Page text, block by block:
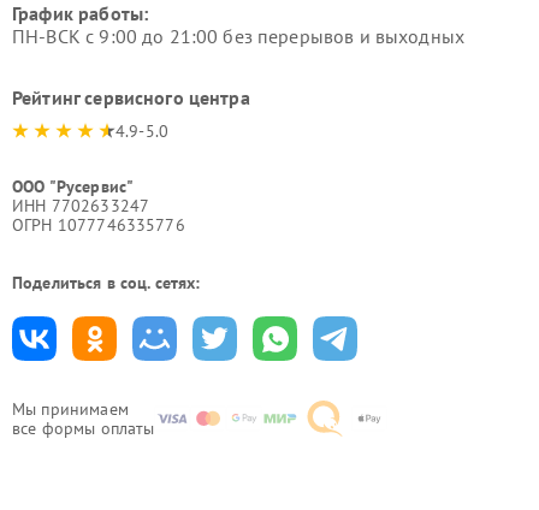
Мы принимаем
все формы оплаты
График работы:
ПН-ВСК с 9:00 до 21:00 без перерывов и выходных
Рейтинг сервисного центра
4.9-5.0
ООО "Русервис"
ИНН 7702633247
ОГРН 1077746335776
Поделиться в соц. сетях: